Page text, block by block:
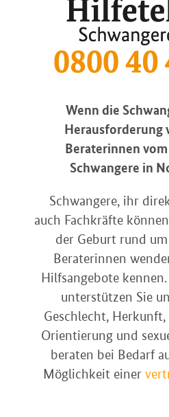
Wenn die
Herausforderung
Beraterinnen
Schwangere in
Schwangere, ihr
auch Fachkräfte
der Geburt rund
Beraterinnen
Hilfsangebote
unterstützen Sie
Geschlecht, Herkunft,
Orientierung und
beraten bei Bedarf
Möglichkeit einer